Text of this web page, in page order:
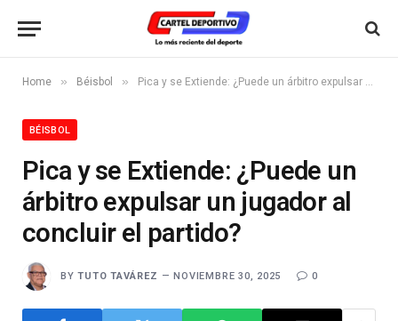
Home » Béisbol » Pica y se Extiende: ¿Puede un árbitro expulsar un jugador al concluir el partido?
BÉISBOL
Pica y se Extiende: ¿Puede un
árbitro expulsar un jugador al
concluir el partido?
BY TUTO TAVÁREZ NOVIEMBRE 30, 2025 0